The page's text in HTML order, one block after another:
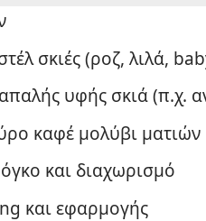
σκιές (ροζ, λιλά,
υφής σκιά (π.χ.
καφέ μολύβι ματιών
και διαχωρισμό
και εφαρμογής